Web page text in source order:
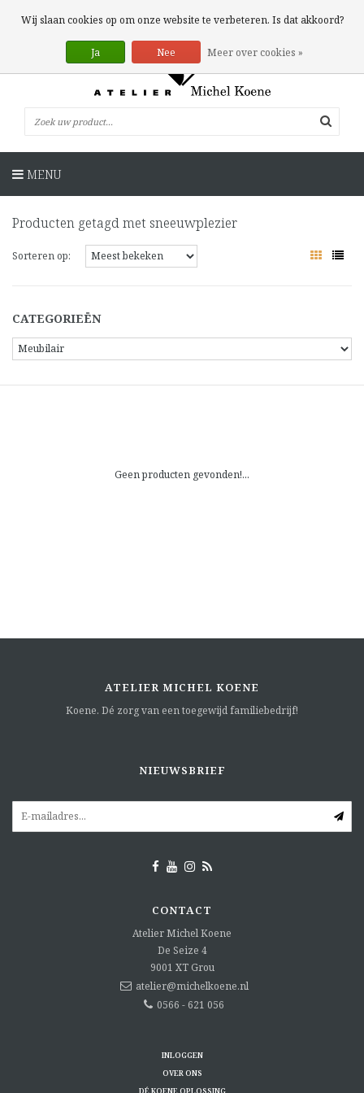
0 Artikelen
MENU
Producten getagd met sneeuwplezier
Sorteren op:
CATEGORIEËN
Geen producten gevonden!...
ATELIER MICHEL KOENE
Koene. Dé zorg van een toegewijd familiebedrijf!
NIEUWSBRIEF
CONTACT
Atelier Michel Koene
De Seize 4
9001 XT Grou
atelier@michelkoene.nl
0566 - 621 056
INLOGGEN
OVER ONS
DÉ KOENE OPLOSSING
Wij slaan cookies op om onze website te verbeteren. Is dat akkoord?
Ja Nee Meer over cookies »